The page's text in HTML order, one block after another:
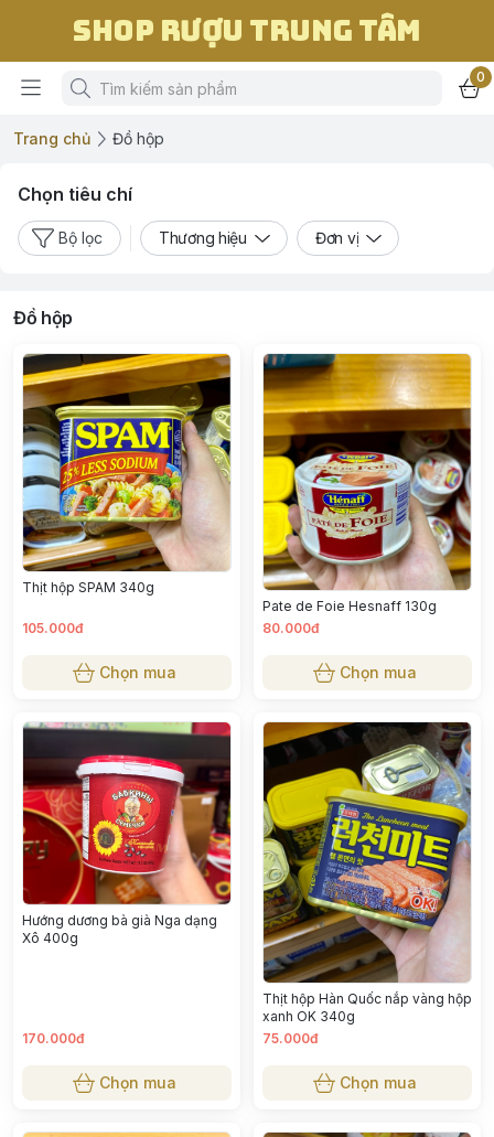
Shop Rượu Trung Tâm
0
Trang chủ Đồ hộp
Chọn tiêu chí
Bộ lọc Thương hiệu Đơn vị
Đồ hộp
Thịt hộp SPAM 340g
105.000đ
Chọn mua
Pate de Foie Hesnaff 130g
80.000đ
Chọn mua
Hướng dương bà già Nga dạng
Xô 400g
170.000đ
Chọn mua
Thịt hộp Hàn Quốc nắp vàng hộp
xanh OK 340g
75.000đ
Chọn mua